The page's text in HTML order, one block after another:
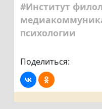
#Институт
психологии
Поделиться: